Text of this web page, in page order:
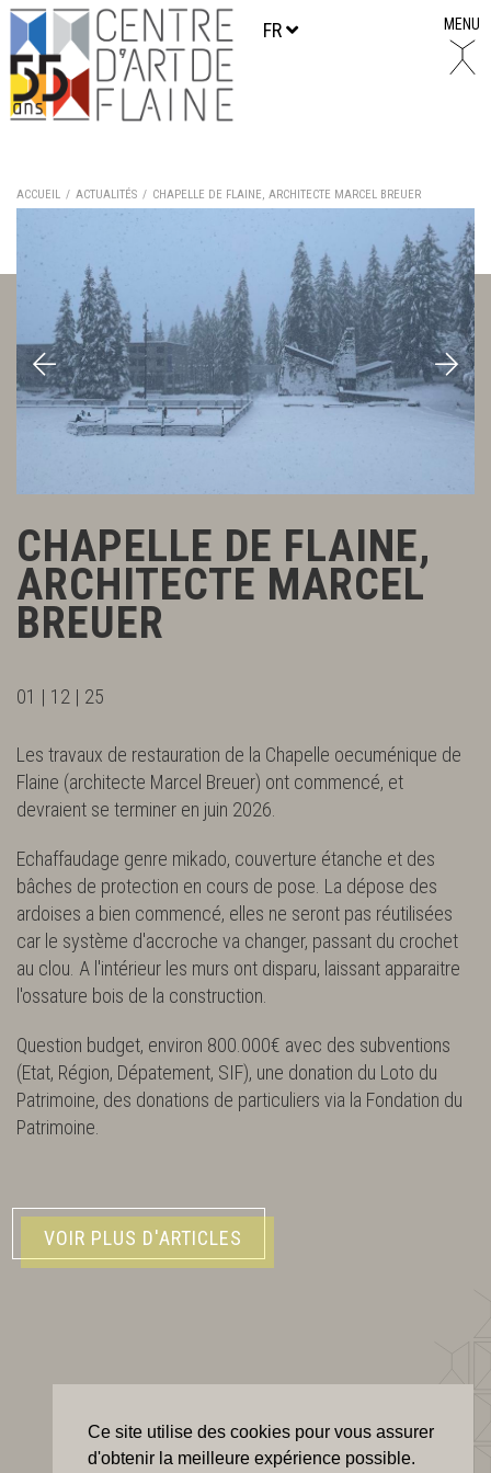
Ce site utilise des cookies pour vous assurer
d'obtenir la meilleure expérience possible.
FR MENU
ACCUEIL ACTUALITÉS CHAPELLE DE FLAINE, ARCHITECTE MARCEL BREUER
CHAPELLE DE FLAINE,
ARCHITECTE MARCEL
BREUER
01 | 12 | 25
Les travaux de restauration de la Chapelle oecuménique de
Flaine (architecte Marcel Breuer) ont commencé, et
devraient se terminer en juin 2026.
Echaffaudage genre mikado, couverture étanche et des
bâches de protection en cours de pose. La dépose des
ardoises a bien commencé, elles ne seront pas réutilisées
car le système d'accroche va changer, passant du crochet
au clou. A l'intérieur les murs ont disparu, laissant apparaitre
l'ossature bois de la construction.
Question budget, environ 800.000€ avec des subventions
(Etat, Région, Dépatement, SIF), une donation du Loto du
Patrimoine, des donations de particuliers via la Fondation du
Patrimoine.
VOIR PLUS D'ARTICLES